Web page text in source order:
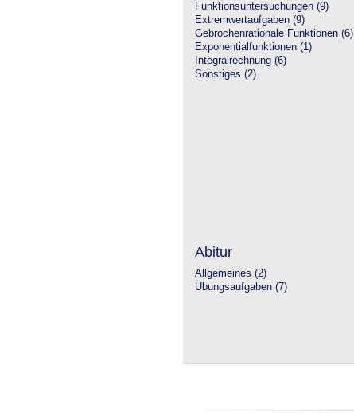
Funktionsuntersuchungen (9)
Extremwertaufgaben (9)
Gebrochenrationale Funktionen (6)
Exponentialfunktionen (1)
Integralrechnung (6)
Sonstiges (2)
Abitur
Allgemeines (2)
Übungsaufgaben (7)